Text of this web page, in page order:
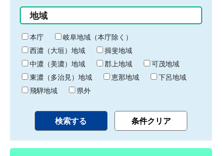
始
り
間
終
わ
り
地域
本庁
岐阜地域（本庁除く）
西濃（大垣）地域
揖斐地域
中濃（美濃）地域
郡上地域
可茂地域
東濃（多治見）地域
恵那地域
下呂地域
飛騨地域
県外